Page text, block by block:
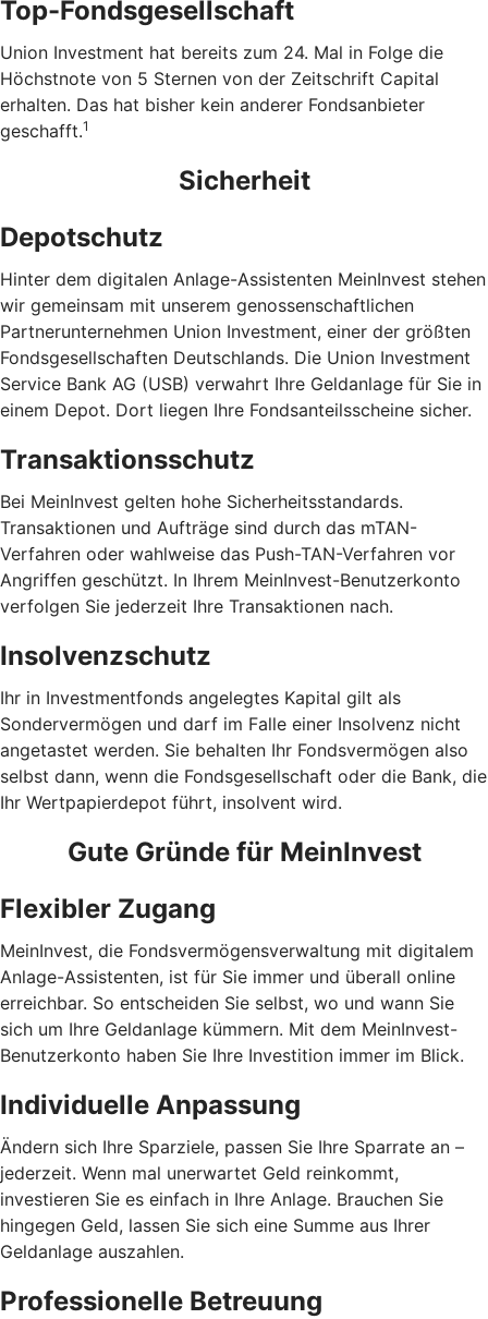
Top-Fondsgesellschaft
Union Investment hat bereits zum 24. Mal in Folge die
Höchstnote von 5 Sternen von der Zeitschrift Capital
erhalten. Das hat bisher kein anderer Fondsanbieter
geschafft.1
Sicherheit
Depotschutz
Hinter dem digitalen Anlage-Assistenten MeinInvest stehen
wir gemeinsam mit unserem genossenschaftlichen
Partnerunternehmen Union Investment, einer der größten
Fondsgesellschaften Deutschlands. Die Union Investment
Service Bank AG (USB) verwahrt Ihre Geldanlage für Sie in
einem Depot. Dort liegen Ihre Fondsanteilsscheine sicher.
Transaktionsschutz
Bei MeinInvest gelten hohe Sicherheitsstandards.
Transaktionen und Aufträge sind durch das mTAN-
Verfahren oder wahlweise das Push-TAN-Verfahren vor
Angriffen geschützt. In Ihrem MeinInvest-Benutzerkonto
verfolgen Sie jederzeit Ihre Transaktionen nach.
Insolvenzschutz
Ihr in Investmentfonds angelegtes Kapital gilt als
Sondervermögen und darf im Falle einer Insolvenz nicht
angetastet werden. Sie behalten Ihr Fondsvermögen also
selbst dann, wenn die Fondsgesellschaft oder die Bank, die
Ihr Wertpapierdepot führt, insolvent wird.
Gute Gründe für MeinInvest
Flexibler Zugang
MeinInvest, die Fondsvermögensverwaltung mit digitalem
Anlage-Assistenten, ist für Sie immer und überall online
erreichbar. So entscheiden Sie selbst, wo und wann Sie
sich um Ihre Geldanlage kümmern. Mit dem MeinInvest-
Benutzerkonto haben Sie Ihre Investition immer im Blick.
Individuelle Anpassung
Ändern sich Ihre Sparziele, passen Sie Ihre Sparrate an –
jederzeit. Wenn mal unerwartet Geld reinkommt,
investieren Sie es einfach in Ihre Anlage. Brauchen Sie
hingegen Geld, lassen Sie sich eine Summe aus Ihrer
Geldanlage auszahlen.
Professionelle Betreuung